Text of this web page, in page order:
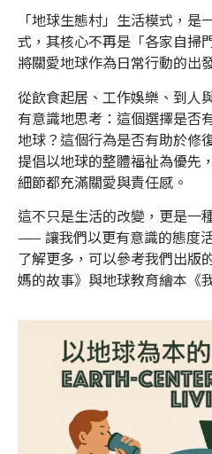
「地球生態村」生活模式，
式，其核心不再是「各家自掃
將關愛地球作為日常行動的出
從飲食起居、工作娛樂、到人
有意識地思考：這個選擇是否
地球？這個行為是否有助於修
提倡以地球的整體福祉為優先
細節都充滿關愛與責任感。
這不只是生活的改變，更是一
—— 讓我們以更有意識的態度
了解更多，可以參考我們出版
媽的故事》與地球教育繪本《